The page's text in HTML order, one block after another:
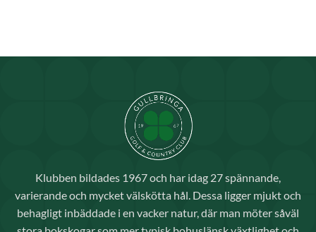
Klubben bildades 1967 och har idag 27 spännande,
varierande och mycket välskötta hål. Dessa ligger mjukt och
behagligt inbäddade i en vacker natur, där man möter såväl